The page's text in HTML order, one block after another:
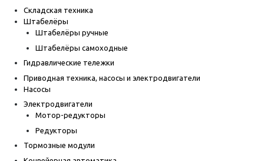
Складская техника
Штабелёры
Штабелёры ручные
Штабелёры самоходные
Гидравлические тележки
Приводная техника, насосы и электродвигатели
Насосы
Электродвигатели
Мотор-редукторы
Редукторы
Тормозные модули